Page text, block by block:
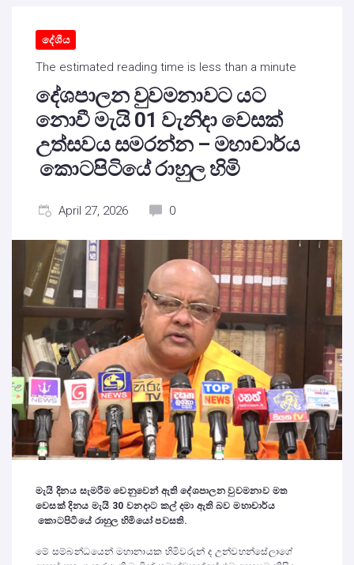
දේශීය
The estimated reading time is less than a minute
දේශපාලන වුවමනාවට යට
නොවී මැයි 01 වැනිදා වෙසක්
උත්සවය සමරන්න – මහාචාර්ය
කොටපිටියේ රාහුල හිමි
April 27, 2026 0
මැයි දිනය සැමරීම වෙනුවෙන් ඇති දේශපාලන වුවමනාව මත
වෙසක් දිනය මැයි 30 වනදාට කල් දමා ඇති බව මහාචාර්ය
කොටපිටියේ රාහුල හිමියෝ පවසති.
මේ සම්බන්ධයෙන් මහානායක හිමිවරුන් ද උන්වහන්සේලාගේ